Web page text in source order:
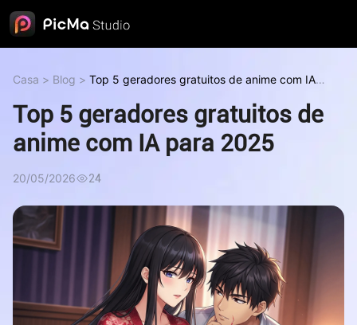
Casa > Blog > Top 5 geradores gratuitos de anime com IA
Top 5 geradores gratuitos de
anime com IA para 2025
20/05/2026 24